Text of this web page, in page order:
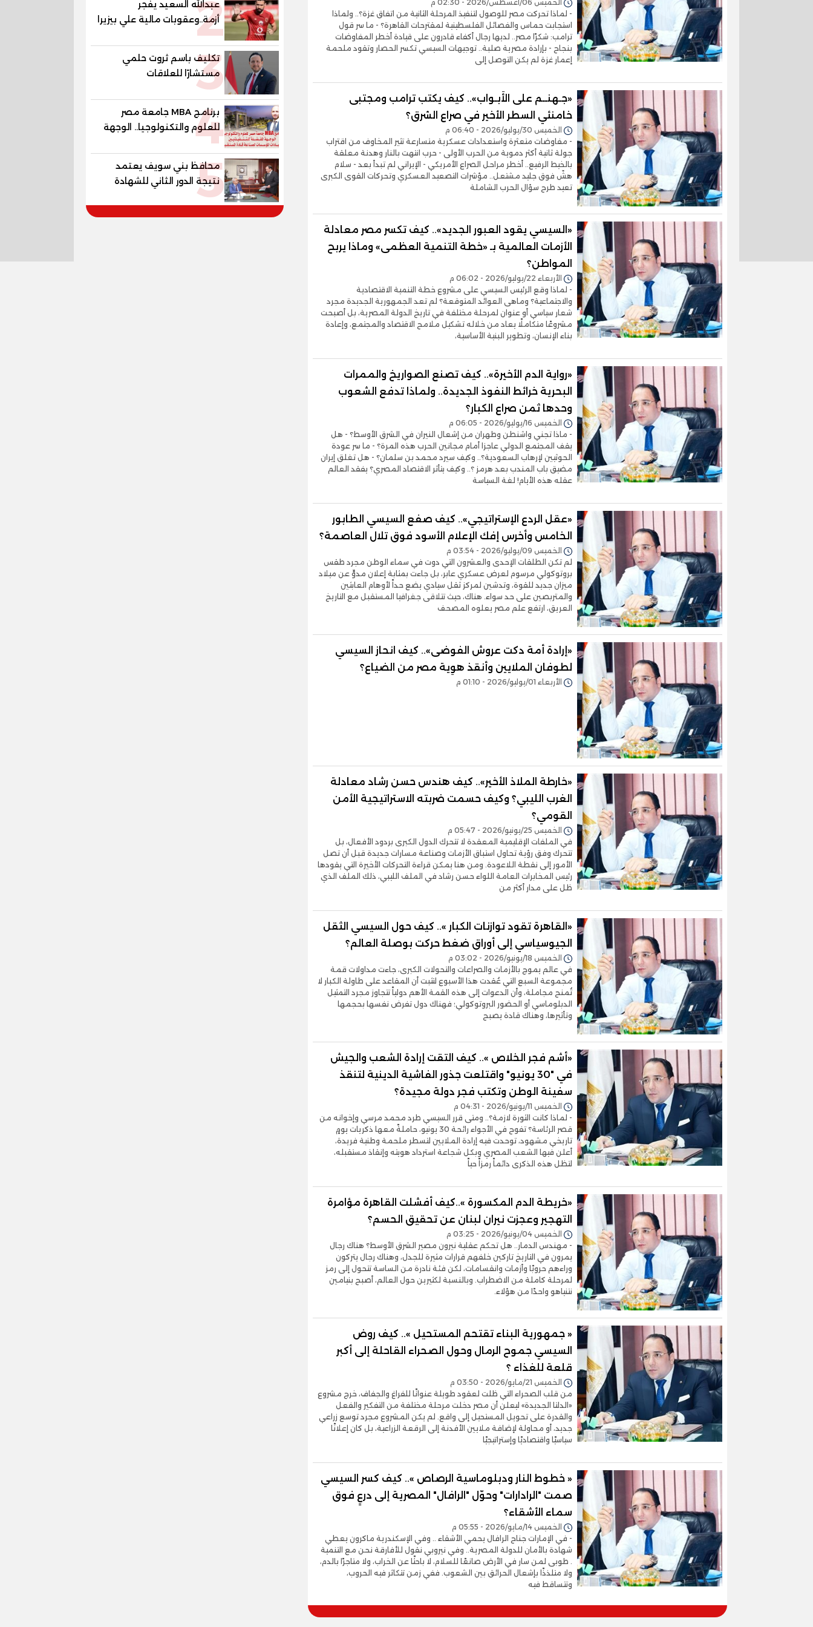
الخميس 06/أغسطس/2026 - 02:30 م
- لماذا تحركت مصر للوصول لتنفيذ المرحلة الثانية من اتفاق غزة؟.. ولماذا
استجابت حماس والفصائل الفلسطينية لمقترحات القاهرة؟ - ما سر قول
ترامب: شكرًا مصر.. لديها رجال أكفاء قادرون على قيادة أخطر المفاوضات
بنجاح - بإرادة مصرية صلبة.. توجيهات السيسي تكسر الحصار وتقود ملحمة
إعمار غزة لم يكن التوصل إلى
«جـهنــم على الأَبـواب».. كيف يكتب ترامب ومجتبى
خامنئي السطر الأخير في صراع الشرق؟
الخميس 30/يوليو/2026 - 06:40 م
- مفاوضات متعثرة واستعدادات عسكرية متسارعة تثير المخاوف من اقتراب
جولة ثانية أكثر دموية من الحرب الأولى - حرب انتهت بالنار وهدنة معلقة
بالخيط الرفيع.. أخطر مراحل الصراع الأمريكي - الإيراني لم تبدأ بعد - سلام
هشّ فوق جليد مشتعل.. مؤشرات التصعيد العسكري وتحركات القوى الكبرى
تعيد طرح سؤال الحرب الشاملة
«السيسي يقود العبور الجديد».. كيف تكسر مصر معادلة
الأزمات العالمية بـ «خطة التنمية العظمى» وماذا يربح
المواطن؟
الأربعاء 22/يوليو/2026 - 06:02 م
- لماذا وقع الرئيس السيسي على مشروع خطة التنمية الاقتصادية
والاجتماعية؟ وماهى العوائد المتوقعة؟ لم تعد الجمهورية الجديدة مجرد
شعار سياسي أو عنوان لمرحلة مختلفة في تاريخ الدولة المصرية، بل أصبحت
مشروعًا متكاملًا يعاد من خلاله تشكيل ملامح الاقتصاد والمجتمع، وإعادة
بناء الإنسان، وتطوير البنية الأساسية،
«رواية الدم الأخيرة».. كيف تصنع الصواريخ والممرات
البحرية خرائط النفوذ الجديدة.. ولماذا تدفع الشعوب
وحدها ثمن صراع الكبار؟
الخميس 16/يوليو/2026 - 06:05 م
- ماذا تجني واشنطن وطهران من إشعال النيران في الشرق الأوسط؟ - هل
يقف المجتمع الدولي عاجزا أمام مجانين الحرب هذه المرة؟ - ما سر عودة
الحوثيين لإرهاب السعودية؟.. وكيف سيرد محمد بن سلمان؟ - هل تغلق إيران
مضيق باب المندب بعد هرمز ؟.. وكيف يتأثر الاقتصاد المصري؟ يفقد العالم
عقله هذه الأيام! لغة السياسة
«عقل الردع الإستراتيجي».. كيف صفع السيسي الطابور
الخامس وأخرس إفك الإعلام الأسود فوق تلال العاصمة؟
الخميس 09/يوليو/2026 - 03:54 م
لم تكن الطلقات الإحدى والعشرون التي دوت في سماء الوطن مجرد طقس
بروتوكولي مرسوم لعرض عسكري عابر، بل جاءت بمثابة إعلان مدوٍّ عن ميلاد
ميزان جديد للقوة، وتدشين لمركز ثقل سيادي يضع حداً لأوهام العابثين
والمتربصين على حد سواء. هناك، حيث تتلاقى جغرافيا المستقبل مع التاريخ
العريق، ارتفع علم مصر يعلوه المصحف
«إرادة أمة دكت عروش الفوضى».. كيف انحاز السيسي
لطوفان الملايين وأنقذ هوِية مصر من الضياع؟
الأربعاء 01/يوليو/2026 - 01:10 م
«خارطة الملاذ الأخير».. كيف هندس حسن رشاد معادلة
الغرب الليبي؟ وكيف حسمت ضربته الاستراتيجية الأمن
القومي؟
الخميس 25/يونيو/2026 - 05:47 م
في الملفات الإقليمية المعقدة لا تتحرك الدول الكبرى بردود الأفعال، بل
تتحرك وفق رؤية تحاول استباق الأزمات وصناعة مسارات جديدة قبل أن تصل
الأمور إلى نقطة اللاعودة. ومن هنا يمكن قراءة التحركات الأخيرة التي يقودها
رئيس المخابرات العامة اللواء حسن رشاد في الملف الليبي، ذلك الملف الذي
ظل على مدار أكثر من
«القاهرة تقود توازنات الكبار ».. كيف حول السيسي الثقل
الجيوسياسي إلى أوراق ضغط حركت بوصلة العالم؟
الخميس 18/يونيو/2026 - 03:02 م
في عالم يموج بالأزمات والصراعات والتحولات الكبرى، جاءت مداولات قمة
مجموعة السبع التي عُقدت هذا الأسبوع لتثبت أن المقاعد على طاولة الكبار لا
تُمنح مجاملة، وأن الدعوات إلى هذه القمة الأهم دولياً تتجاوز مجرد التمثيل
الدبلوماسي أو الحضور البروتوكولي؛ فهناك دول تفرض نفسها بحجمها
وتأثيرها، وهناك قادة يصبح
«أشم فجر الخلاص ».. كيف التقت إرادة الشعب والجيش
في "30 يونيو" واقتلعت جذور الفاشية الدينية لتنقذ
سفينة الوطن وتكتب فجر دولة مجيدة؟
الخميس 11/يونيو/2026 - 04:31 م
- لماذا كانت الثورة لازمة؟.. ومتى قرر السيسي طرد محمد مرسي وإخوانه من
قصر الرئاسة؟ تفوح في الأجواء رائحة 30 يونيو، حاملةً معها ذكريات يومٍ
تاريخي مشهود، توحدت فيه إرادة الملايين لتسطر ملحمة وطنية فريدة،
أعلن فيها الشعب المصري وبكل شجاعة استرداد هويته وإنقاذ مستقبله،
لتظل هذه الذكرى دائماً رمزاً حياً
«خريطة الدم المكسورة »..كيف أفشلت القاهرة مؤامرة
التهجير وعجزت نيران لبنان عن تحقيق الحسم؟
الخميس 04/يونيو/2026 - 03:25 م
- مهندس الدمار.. هل تحكم عقلية نيرون مصير الشرق الأوسط؟ هناك رجال
يمرون في التاريخ تاركين خلفهم قرارات مثيرة للجدل، وهناك رجال يتركون
وراءهم حروبًا وأزمات وانقسامات، لكن فئة نادرة من الساسة تتحول إلى رمز
لمرحلة كاملة من الاضطراب. وبالنسبة لكثيرين حول العالم، أصبح بنيامين
نتنياهو واحدًا من هؤلاء.
« جمهورية البناء تقتحم المستحيل ».. كيف روض
السيسي جموح الرمال وحول الصحراء القاحلة إلى أكبر
قلعة للغذاء ؟
الخميس 21/مايو/2026 - 03:50 م
من قلب الصحراء التي ظلت لعقود طويلة عنوانًا للفراغ والجفاف، خرج مشروع
«الدلتا الجديدة» ليعلن أن مصر دخلت مرحلة مختلفة من التفكير والفعل
والقدرة على تحويل المستحيل إلى واقع. لم يكن المشروع مجرد توسع زراعي
جديد، أو محاولة لإضافة ملايين الأفدنة إلى الرقعة الزراعية، بل كان إعلانًا
سياسيًا واقتصاديًا وإستراتيجيًا
« خطوط النار ودبلوماسية الرصاص ».. كيف كسر السيسي
صمت "الرادارات" وحوّل "الرافال" المصرية إلى درعٍ فوق
سماء الأشقاء؟
الخميس 14/مايو/2026 - 05:55 م
- في الإمارات جناح الرافال يحمي الأشقاء .. وفي الإسكندرية ماكرون يعطي
شهادة بالأمان للدولة المصرية.. وفي نيروبي نقول للأفارقة نحن مع التنمية
. طوبى لمن سار في الأرض صانعًا للسلام، لا باحثًا عن الخراب، ولا متاجرًا بالدم،
ولا متلذذًا بإشعال الحرائق بين الشعوب. ففي زمن تتكاثر فيه الحروب،
وتتساقط فيه
2
عبدالله السعيد يفجر
أزمة..وعقوبات مالية علي بيزيرا
وبانزا
3
تكليف باسم ثروت حلمي
مستشارًا للعلاقات
الدبلوماسية وعضوًا بالهيئة
الاستشارية العليا لمنظمة
«جاد جمينت يوإن»
4
برنامج MBA جامعة مصر
للعلوم والتكنولوجيا.. الوجهة
المفضلة للتنفيذيين وقيادات
المؤسسات لصناعة قادة
المستقبل
5
محافظ بني سويف يعتمد
نتيجة الدور الثاني للشهادة
الإعدادية العامة بنسبة